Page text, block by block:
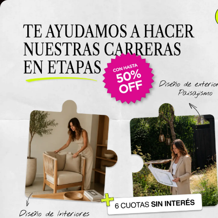
Clase 6
Clase 6
Materiales